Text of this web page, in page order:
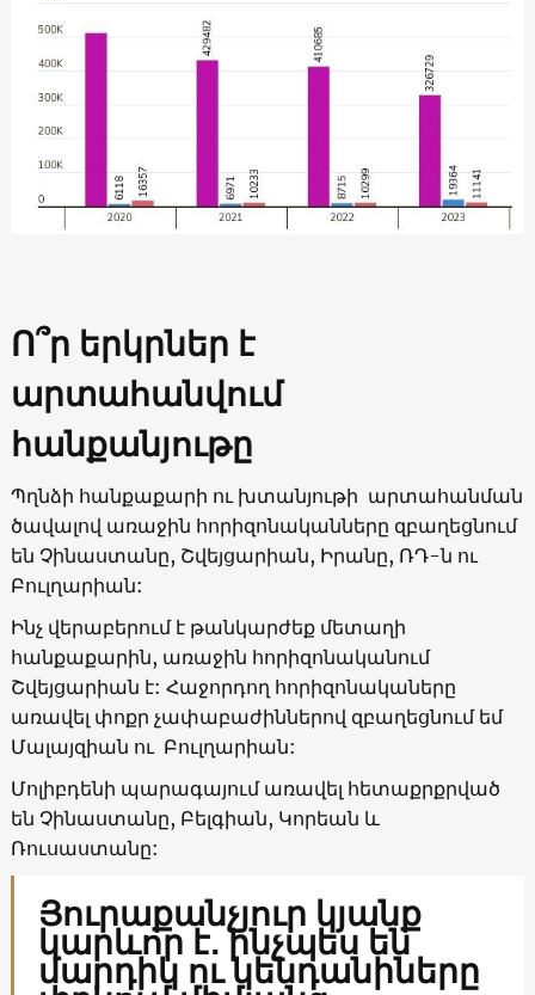
Ո՞ր երկրներ է
արտահանվում
հանքանյութը
Պղնձի հանքաքարի ու խտանյութի արտահանման
ծավալով առաջին հորիզոնականները զբաղեցնում
են Չինաստանը, Շվեյցարիան, Իրանը, ՌԴ-ն ու
Բուլղարիան:
Ինչ վերաբերում է թանկարժեք մետաղի
հանքաքարին, առաջին հորիզոնականում
Շվեյցարիան է: Հաջորդող հորիզոնակաները
առավել փոքր չափաբաժիններով զբաղեցնում եմ
Մալայզիան ու Բուլղարիան:
Մոլիբդենի պարագայում առավել հետաքրքրված
են Չինաստանը, Բելգիան, Կորեան և
Ռուսաստանը:
Յուրաքանչյուր կյանք
կարևոր է․ ինչպես են
մարդիկ ու կենդանիները